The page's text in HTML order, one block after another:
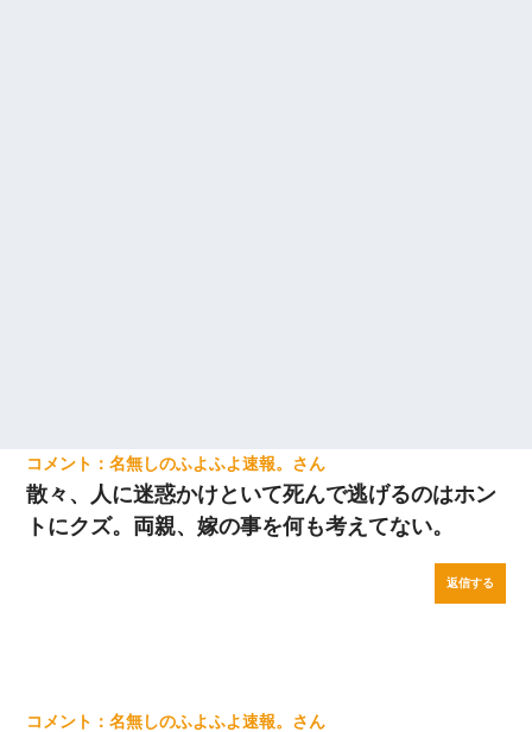
名無しのふよふよ速報。
散々、人に迷惑かけといて死んで逃げるのはホン
トにクズ。両親、嫁の事を何も考えてない。
返信する
名無しのふよふよ速報。